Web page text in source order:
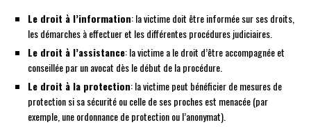
Le droit à l’information: la victime doit être informée sur ses droits,
les démarches à effectuer et les différentes procédures judiciaires.
Le droit à l’assistance: la victime a le droit d’être accompagnée et
conseillée par un avocat dès le début de la procédure.
Le droit à la protection: la victime peut bénéficier de mesures de
protection si sa sécurité ou celle de ses proches est menacée (par
exemple, une ordonnance de protection ou l’anonymat).